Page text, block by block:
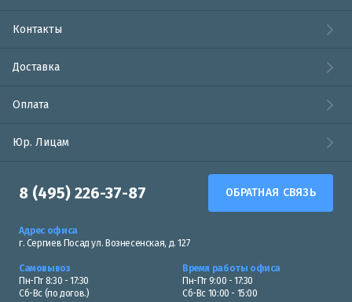
Контакты
Доставка
Оплата
Юр. Лицам
8 (495) 226-37-87 ОБРАТНАЯ СВЯЗЬ
Адрес офиса
г. Сергиев Посад ул. Вознесенская, д. 127
Самовывоз
Пн-Пт 8:30 - 17:30
Сб-Вс (по догов.)
Время работы офиса
Пн-Пт 9:00 - 17:30
Сб-Вс 10:00 - 15:00